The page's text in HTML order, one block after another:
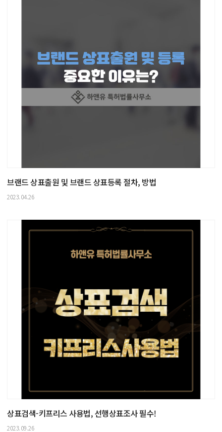
브랜드 상표출원 및 브랜드 상표등록 절차, 방법
2023.04.26
상표검색-키프리스 사용법, 선행상표조사 필수!
2023.09.26